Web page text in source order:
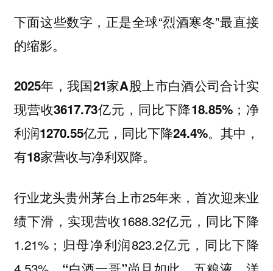
下面这些数字，正是全球“烈酒寒冬”最直接
的缩影。
2025年，我国21家A股上市白酒公司合计实
现营收3617.73亿元，同比下降18.85%；净
利润1270.55亿元，同比下降24.4%。其中，
有18家营收与净利双降。
行业龙头贵州茅台上市25年来，首次迎来业
绩下滑，实现营收1688.32亿元，同比下降
1.21%；归母净利润823.2亿元，同比下降